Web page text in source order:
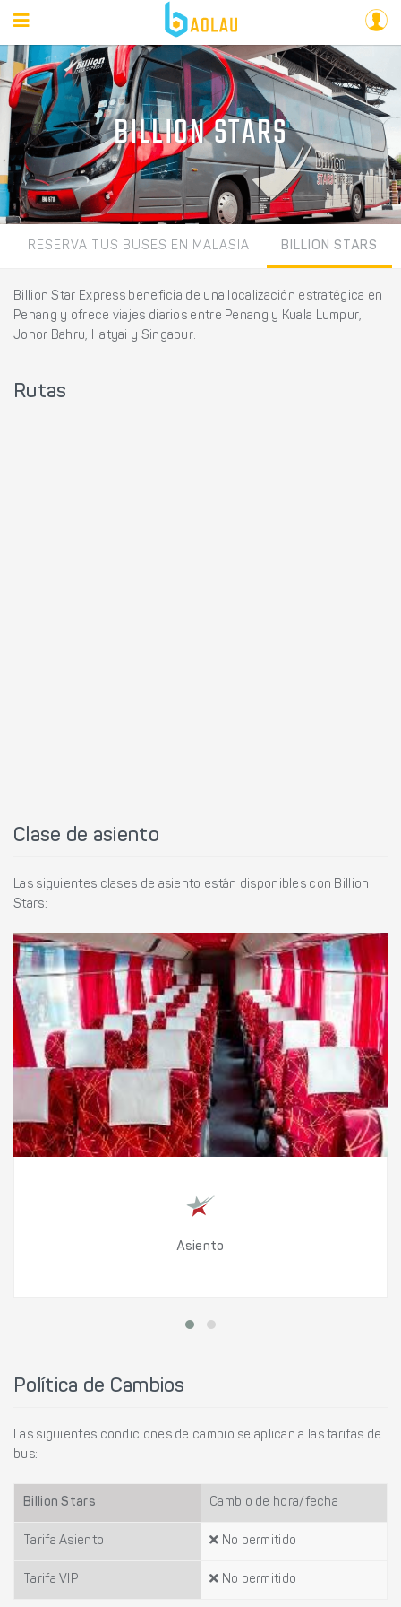
BILLION STARS
RESERVA TUS BUSES EN MALASIA BILLION STARS
Billion Star Express beneficia de una localización estratégica en
Penang y ofrece viajes diarios entre Penang y Kuala Lumpur,
Johor Bahru, Hatyai y Singapur.
Rutas
Clase de asiento
Las siguientes clases de asiento están disponibles con Billion
Stars:
Asiento
Política de Cambios
Las siguientes condiciones de cambio se aplican a las tarifas de
bus:
Billion Stars Cambio de hora/fecha
Tarifa Asiento No permitido
Tarifa VIP No permitido